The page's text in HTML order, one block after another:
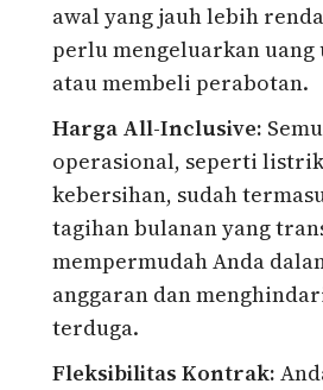
awal yang jauh lebih
perlu mengeluarkan
atau membeli perabotan.
Harga All-Inclusive:
operasional, seperti
kebersihan, sudah
tagihan bulanan yang
mempermudah Anda
anggaran dan
terduga.
Fleksibilitas Kontrak: